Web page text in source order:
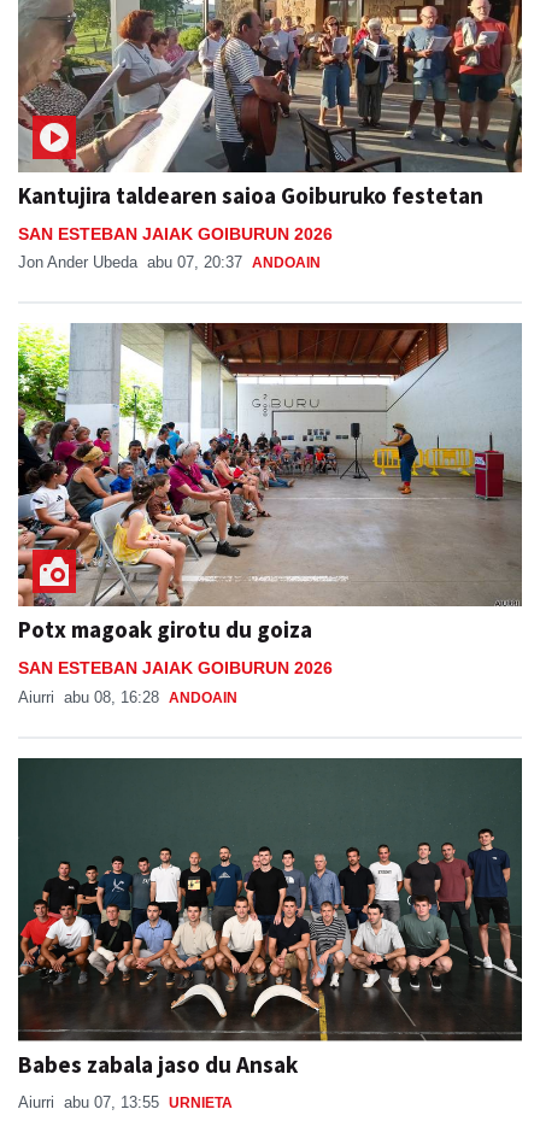
Kantujira taldearen saioa Goiburuko festetan
SAN ESTEBAN JAIAK GOIBURUN 2026
Jon Ander Ubeda abu 07, 20:37 ANDOAIN
Potx magoak girotu du goiza
SAN ESTEBAN JAIAK GOIBURUN 2026
Aiurri abu 08, 16:28 ANDOAIN
Babes zabala jaso du Ansak
Aiurri abu 07, 13:55 URNIETA